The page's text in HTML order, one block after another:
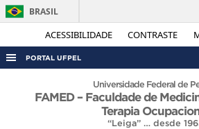
ACESSIBILIDADE CONTRASTE
BRASIL
PORTAL UFPEL
ACESSO À INFORMAÇÃOUniversidade Federal de
FAMED – Faculdade de
Terapia
“Leiga” … desde